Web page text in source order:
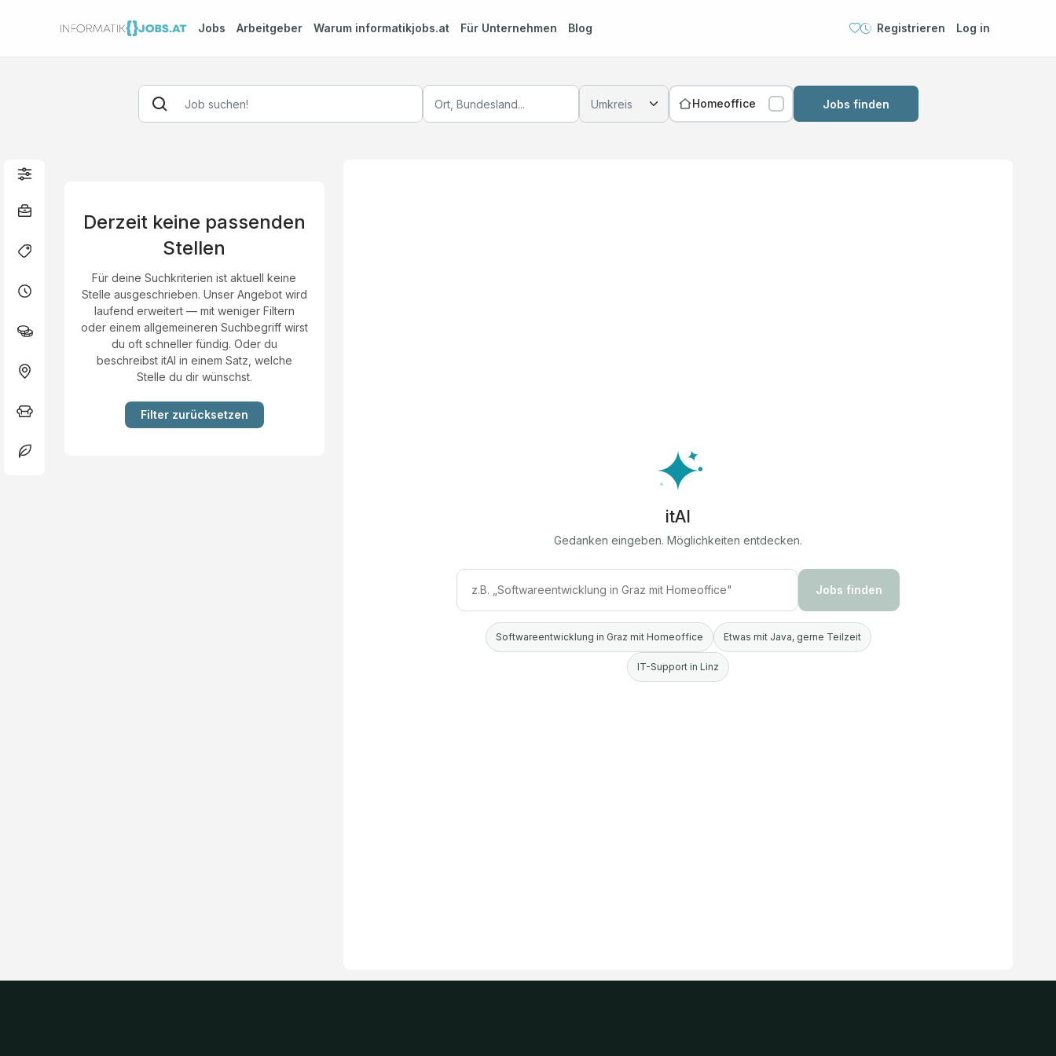
Jobs Arbeitgeber Warum informatikjobs.at Für Unternehmen Blog Registrieren Log in
Homeoffice Jobs finden
Derzeit keine passenden
Stellen
Für deine Suchkriterien ist aktuell keine
Stelle ausgeschrieben. Unser Angebot wird
laufend erweitert — mit weniger Filtern
oder einem allgemeineren Suchbegriff wirst
du oft schneller fündig. Oder du
beschreibst itAI in einem Satz, welche
Stelle du dir wünschst.
Filter zurücksetzen
itAI
Gedanken eingeben. Möglichkeiten entdecken.
Jobs finden
Softwareentwicklung in Graz mit Homeoffice Etwas mit Java, gerne Teilzeit
IT-Support in Linz